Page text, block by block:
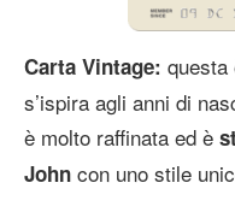
Carta Vintage: questa
s’ispira agli anni di
è molto raffinata ed è
John con uno stile